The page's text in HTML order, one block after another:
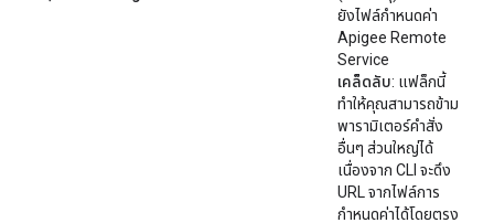
ยังไฟล์กำหนดค่า
Apigee Remote
Service
เคล็ดลับ: แฟล็กนี้
ทำให้คุณสามารถข้าม
พารามิเตอร์คำสั่ง
อื่นๆ ส่วนใหญ่ได้
เนื่องจาก CLI จะดึง
URL จากไฟล์การ
กำหนดค่าได้โดยตรง